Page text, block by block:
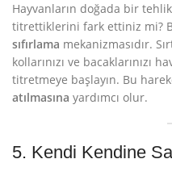
Hayvanların doğada bir
titrettiklerini fark ettiniz mi?
sıfırlama mekanizmasıdır.
kollarınızı ve bacaklarınızı
titretmeye başlayın. Bu
atılmasına yardımcı olur.
5. Kendi Kendine